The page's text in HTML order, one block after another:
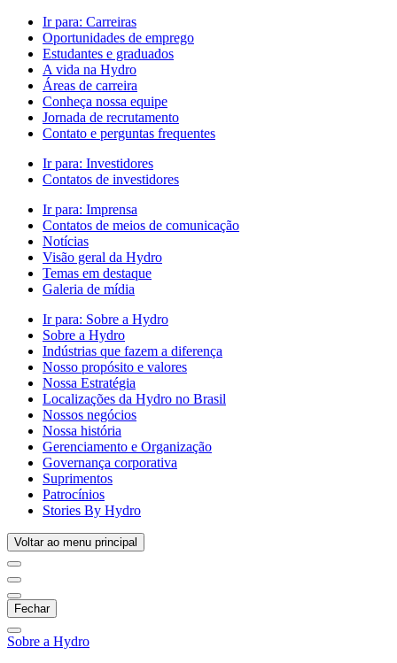
Ir para: Carreiras
Oportunidades de emprego
Estudantes e graduados
A vida na Hydro
Áreas de carreira
Conheça nossa equipe
Jornada de recrutamento
Contato e perguntas frequentes
Ir para: Investidores
Contatos de investidores
Ir para: Imprensa
Contatos de meios de comunicação
Notícias
Visão geral da Hydro
Temas em destaque
Galeria de mídia
Ir para: Sobre a Hydro
Sobre a Hydro
Indústrias que fazem a diferença
Nosso propósito e valores
Nossa Estratégia
Localizações da Hydro no Brasil
Nossos negócios
Nossa história
Gerenciamento e Organização
Governança corporativa
Suprimentos
Patrocínios
Stories By Hydro
Voltar ao menu principal
Fechar
Sobre a Hydro